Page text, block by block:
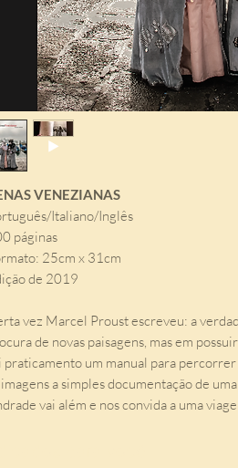
VENEZIANAS
Italiano/Inglês
páginas
25cm x 31cm
de 2019
vez Marcel Proust escreveu: a
de novas paisagens, mas em
praticamento um manual para
imagens a simples documentação de
vai além e nos convida a uma